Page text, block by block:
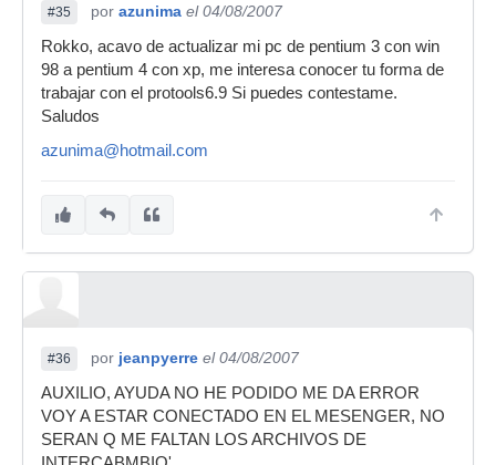
#35 por azunima el 04/08/2007
Rokko, acavo de actualizar mi pc de pentium 3 con win
98 a pentium 4 con xp, me interesa conocer tu forma de
trabajar con el protools6.9 Si puedes contestame.
Saludos
azunima@hotmail.com
#36 por jeanpyerre el 04/08/2007
AUXILIO, AYUDA NO HE PODIDO ME DA ERROR
VOY A ESTAR CONECTADO EN EL MESENGER, NO
SERAN Q ME FALTAN LOS ARCHIVOS DE